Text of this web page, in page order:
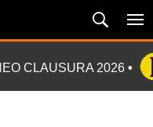
CLAUSURA 2026